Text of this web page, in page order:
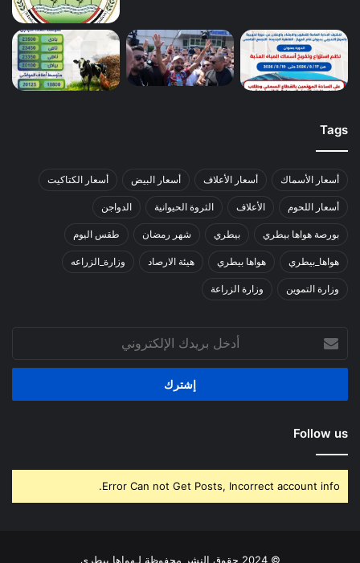
Tags
أسعار الأسماك أسعار الأعلاف أسعار البيض أسعار الكتاكيت
أسعار اللحوم الأعلاف الثروة الحيوانية الدواجن
بورصة هواها بيطري بيطري شهر رمضان طقس اليوم
هواها_بيطري هواها بيطري هيئة الارصاد وزارة_الزراعه
وزارة التموين وزارة الزراعة
بريدك
الإلكتروني
Follow us
Error Can not Get Posts, Incorrect account info.
© 2024 حقوق النشر محفوظة لـهواها بيطري